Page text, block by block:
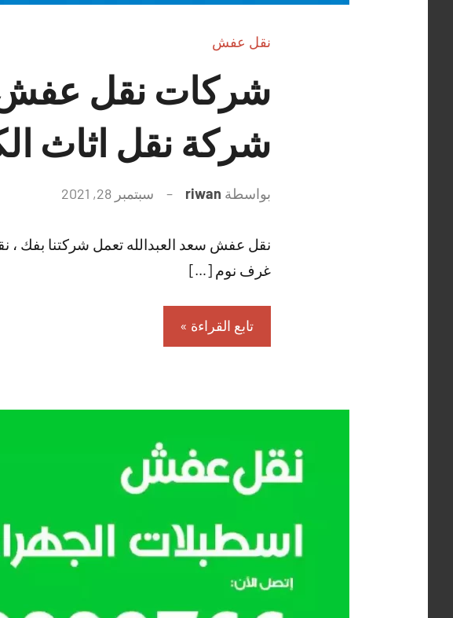
نقل عفش
شركة نقل اثاث
بواسطة riwan سبتمبر 28, 2021
تعليقات
نقل عفش سعد العبدالله تعمل شركتنا بفك ، نقل
غرف نوم […]
تابع القراءة